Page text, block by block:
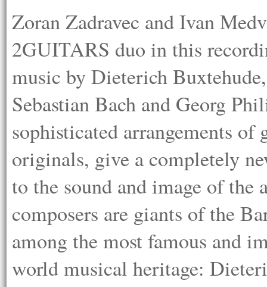
Zoran Zadravec and Ivan
2GUITARS duo in this
music by Dieterich
Sebastian Bach and Georg
sophisticated arrangements of
originals, give a completely
to the sound and image of the
composers are giants of the
among the most famous and
world musical heritage: